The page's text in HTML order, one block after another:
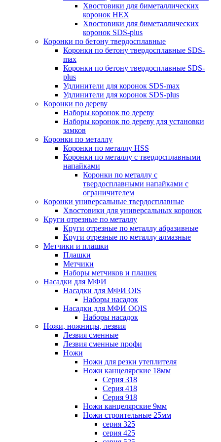
Хвостовики для биметаллических
коронок HEX
Хвостовики для биметаллических
коронок SDS-plus
Коронки по бетону твердосплавные
Коронки по бетону твердосплавные SDS-
max
Коронки по бетону твердосплавные SDS-
plus
Удлинители для коронок SDS-max
Удлинители для коронок SDS-plus
Коронки по дереву
Наборы коронок по дереву
Наборы коронок по дереву для установки
замков
Коронки по металлу
Коронки по металлу HSS
Коронки по металлу с твердосплавными
напайками
Коронки по металлу с
твердосплавными напайками c
ограничителем
Коронки универсальные твердосплавные
Хвостовики для универсальных коронок
Круги отрезные по металлу
Круги отрезные по металлу абразивные
Круги отрезные по металлу алмазные
Метчики и плашки
Плашки
Метчики
Наборы метчиков и плашек
Насадки для МФИ
Насадки для МФИ OIS
Наборы насадок
Насадки для МФИ OQIS
Наборы насадок
Ножи, ножницы, лезвия
Лезвия сменные
Лезвия сменные профи
Ножи
Ножи для резки утеплителя
Ножи канцелярские 18мм
Серия 318
Серия 418
Серия 918
Ножи канцелярские 9мм
Ножи строительные 25мм
серия 325
серия 425